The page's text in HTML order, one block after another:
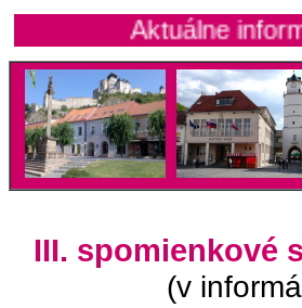
Aktuálne informácie
III. spomienkové
(v